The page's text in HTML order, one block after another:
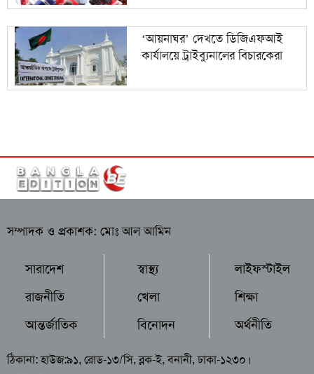
‘আয়নাঘর’ দেখতে ডিজিএফআই
কার্যালয়ে ট্রাইব্যুনালের বিচারকেরা
সম্পাদক ও প্রকাশক: মোঃ আল আমিন
সারাদেশ
রাজনীতি
আন্তর্জাতিক
স্বাস্থ্য
খেলা
বিনোদন
লাইফস্টাইল
শিক্ষা
অর্থনীতি
ঠিকানা: হাউজ:৯১, রোড-১৩/সি, ব্লক-ই, বনানী, ঢাকা-১২৩০।